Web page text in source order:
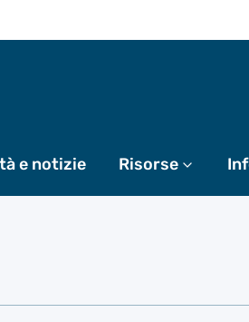
e notizie Risorse Di più